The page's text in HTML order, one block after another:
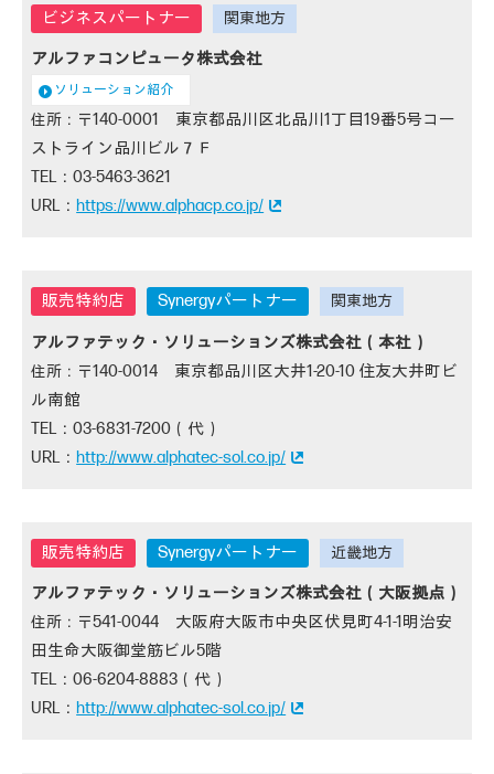
アルファコンピュータ株式会社
ソリューション紹介
140-0001 東京都品川区北品川1丁目19番5号コー
ストライン品川ビル７Ｆ
03-5463-3621
https://www.alphacp.co.jp/
Synergyパートナー
アルファテック・ソリューションズ株式会社（本社）
140-0014 東京都品川区大井1-20-10 住友大井町ビ
ル南館
03-6831-7200（代）
http://www.alphatec-sol.co.jp/
Synergyパートナー
アルファテック・ソリューションズ株式会社（大阪拠点）
541-0044 大阪府大阪市中央区伏見町4-1-1明治安
田生命大阪御堂筋ビル5階
06-6204-8883（代）
http://www.alphatec-sol.co.jp/